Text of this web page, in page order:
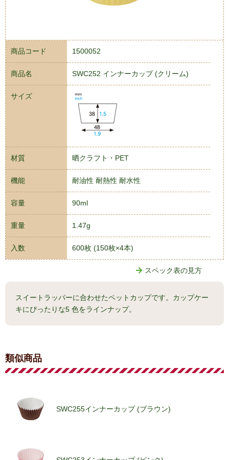
商品コード 1500052
商品名 SWC252 インナーカップ (クリーム)
サイズ
材質 晒クラフト・PET
機能 耐油性 耐熱性 耐水性
容量 90ml
重量 1.47g
入数 600枚 (150枚×4本)
スペック表の見方
スイートラッパーに合わせたペットカップです。カップケー
キにぴったりな5 色をラインナップ。
類似商品
SWC255インナーカップ (ブラウン)